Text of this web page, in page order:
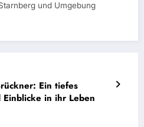
und Umgebung
Ein tiefes
Einblicke in ihr Leben